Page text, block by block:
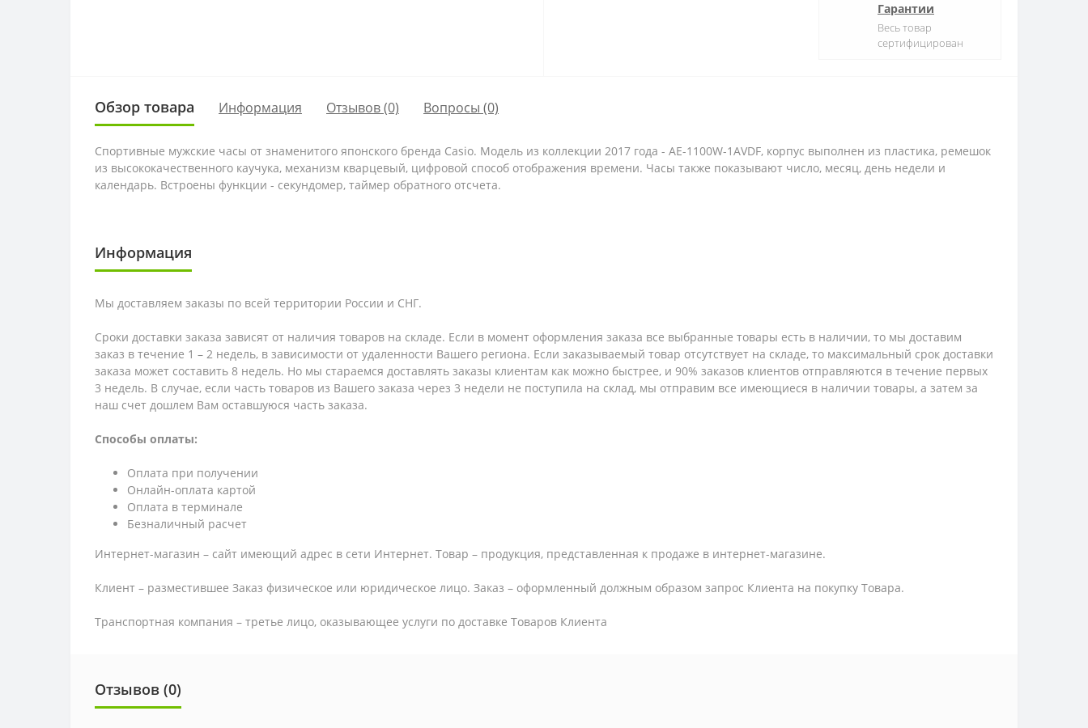
Гарантии
Весь товар
сертифицирован
Обзор товара Информация Отзывов (0) Вопросы (0)
Спортивные мужские часы от знаменитого японского бренда Casio. Модель из коллекции 2017 года - AE-1100W-1AVDF, корпус выполнен из пластика, ремешок
из высококачественного каучука, механизм кварцевый, цифровой способ отображения времени. Часы также показывают число, месяц, день недели и
календарь. Встроены функции - секундомер, таймер обратного отсчета.
Информация
Мы доставляем заказы по всей территории России и СНГ.
Сроки доставки заказа зависят от наличия товаров на складе. Если в момент оформления заказа все выбранные товары есть в наличии, то мы доставим
заказ в течение 1 – 2 недель, в зависимости от удаленности Вашего региона. Если заказываемый товар отсутствует на складе, то максимальный срок доставки
заказа может составить 8 недель. Но мы стараемся доставлять заказы клиентам как можно быстрее, и 90% заказов клиентов отправляются в течение первых
3 недель. В случае, если часть товаров из Вашего заказа через 3 недели не поступила на склад, мы отправим все имеющиеся в наличии товары, а затем за
наш счет дошлем Вам оставшуюся часть заказа.
Способы оплаты:
Оплата при получении
Онлайн-оплата картой
Оплата в терминале
Безналичный расчет
Интернет-магазин – сайт имеющий адрес в сети Интернет. Товар – продукция, представленная к продаже в интернет-магазине.
Клиент – разместившее Заказ физическое или юридическое лицо. Заказ – оформленный должным образом запрос Клиента на покупку Товара.
Транспортная компания – третье лицо, оказывающее услуги по доставке Товаров Клиента
Отзывов (0)